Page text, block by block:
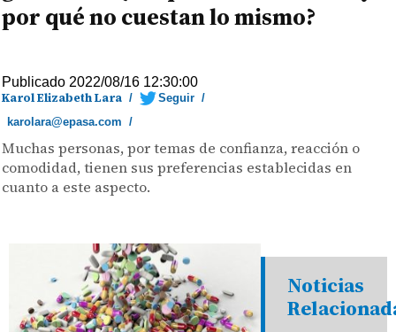
por qué no cuestan lo mismo?
Publicado 2022/08/16 12:30:00
Karol Elizabeth Lara / Seguir /
karolara@epasa.com /
Muchas personas, por temas de confianza, reacción o
comodidad, tienen sus preferencias establecidas en
cuanto a este aspecto.
Noticias